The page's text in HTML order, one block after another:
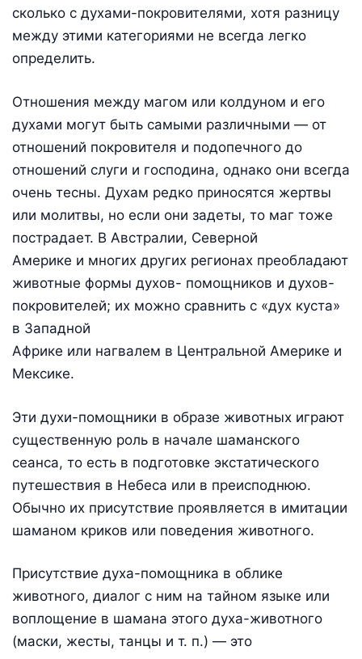
сколько с духами-покровителями, хотя разницу
между этими категориями не всегда легко
определить.
Отношения между магом или колдуном и его
духами могут быть самыми различными — от
отношений покровителя и подопечного до
отношений слуги и господина, однако они всегда
очень тесны. Духам редко приносятся жертвы
или молитвы, но если они задеты, то маг тоже
пострадает. В Австралии, Северной
Америке и многих других регионах преобладают
животные формы духов- помощников и духов-
покровителей; их можно сравнить с «дух куста»
в Западной
Африке или нагвалем в Центральной Америке и
Мексике.
Эти духи-помощники в образе животных играют
существенную роль в начале шаманского
сеанса, то есть в подготовке экстатического
путешествия в Небеса или в преисподнюю.
Обычно их присутствие проявляется в имитации
шаманом криков или поведения животного.
Присутствие духа-помощника в облике
животного, диалог с ним на тайном языке или
воплощение в шамана этого духа-животного
(маски, жесты, танцы и т. п.) — это